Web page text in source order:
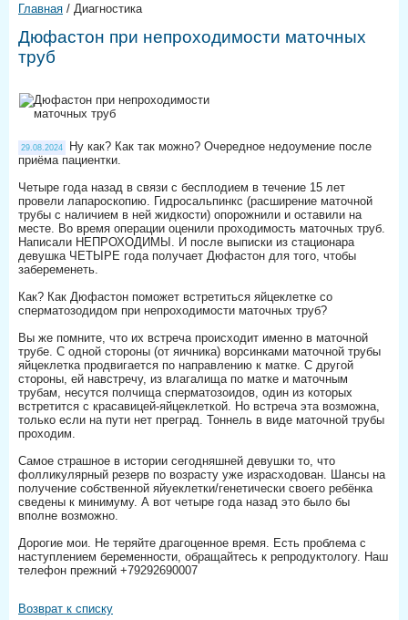
Главная / Диагностика
Дюфастон при непроходимости маточных
труб
29.08.2024
Ну как? Как так можно? Очередное недоумение после
приёма пациентки. ⠀
Четыре года назад в связи с бесплодием в течение 15 лет
провели лапароскопию. Гидросальпинкс (расширение маточной
трубы с наличием в ней жидкости) опорожнили и оставили на
месте. Во время операции оценили проходимость маточных труб.
Написали НЕПРОХОДИМЫ. И после выписки из стационара
девушка ЧЕТЫРЕ года получает Дюфастон для того, чтобы
забеременеть. ⠀
Как? Как Дюфастон поможет встретиться яйцеклетке со
сперматозодидом при непроходимости маточных труб? ⠀
Вы же помните, что их встреча происходит именно в маточной
трубе. С одной стороны (от яичника) ворсинками маточной трубы
яйцеклетка продвигается по направлению к матке. С другой
стороны, ей навстречу, из влагалища по матке и маточным
трубам, несутся полчища сперматозоидов, один из которых
встретится с красавицей-яйцеклеткой. Но встреча эта возможна,
только если на пути нет преград. Тоннель в виде маточной трубы
проходим. ⠀
Самое страшное в истории сегодняшней девушки то, что
фолликулярный резерв по возрасту уже израсходован. Шансы на
получение собственной яйуеклетки/генетически своего ребёнка
сведены к минимуму. А вот четыре года назад это было бы
вполне возможно.⠀
Дорогие мои. Не теряйте драгоценное время. Есть проблема с
наступлением беременности, обращайтесь к репродуктологу. Наш
телефон прежний +79292690007
Возврат к списку